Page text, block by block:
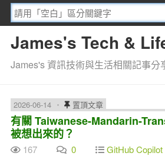
James's Tech &
James's 資訊技術與生活相關記事分
2026-06-14 置頂文章
有關 Taiwanese-Mandarin-
被想出來的？
167 0 GitHub Copilot